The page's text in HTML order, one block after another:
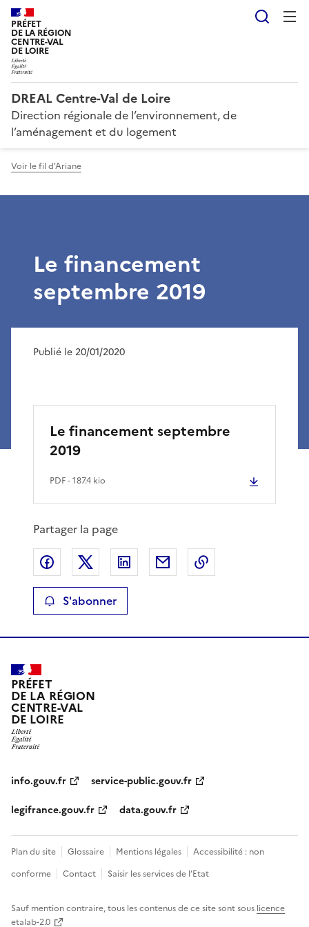
PRÉFET
DE LA RÉGION
CENTRE-VAL
DE LOIRE
DREAL Centre-Val de Loire
Direction régionale de l’environnement, de
l’aménagement et du logement
Voir le fil d'Ariane
Le financement
septembre 2019
Publié le 20/01/2020
Le financement septembre
2019
PDF- 187.4 kio
Partager la page
Partager sur Facebook
Partager sur XPartager sur LinkedIn
Partager par email
S'abonner
PRÉFET
DE LA RÉGION
CENTRE-VAL
DE LOIRE
info.gouv.fr
service-public.gouv.fr
legifrance.gouv.fr
data.gouv.fr
Plan du site Glossaire Mentions légales
Accessibilité : non
conforme
Contact Saisir les services de l’Etat
Sauf mention contraire, tous les contenus de ce site sont sous licence
etalab-2.0